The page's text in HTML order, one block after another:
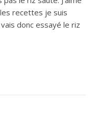
recettes je suis
donc essayé le riz